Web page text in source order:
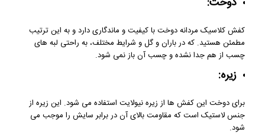
کفش کلاسیک مردانه دوخت با کیفیت و ماندگاری دارد و به این ترتیب
مطمئن هستید. که در باران و گل و شرایط مختلف، به راحتی لبه‌ های
چسب از هم جدا نشده و چسب آن باز نمی‌ شود.
زیره:
برای دوخت این کفش ها از زیره نیولایت استفاده می شود. این زیره از
جنس لاستیک است که مقاومت بالای آن در برابر سایش را موجب می
شود.